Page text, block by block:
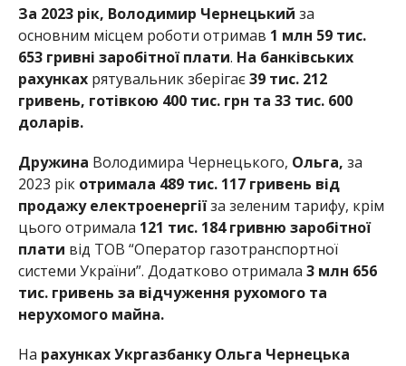
За 2023 рік, Володимир Чернецький за
основним місцем роботи отримав 1 млн 59 тис.
653 гривні заробітної плати. На банківських
рахункахрятувальник зберігає39 тис. 212
гривень, готівкою 400 тис. грн та 33 тис. 600
доларів.
Дружина Володимира Чернецького, Ольга, за
2023 рік отримала 489 тис. 117 гривень від
продажу електроенергіїза зеленим тарифу, крім
цього отримала 121 тис. 184 гривню заробітної
плати від ТОВ “Оператор газотранспортної
системи України”. Додатково отримала 3 млн 656
тис. гривень за відчуження рухомого та
нерухомого майна.
На рахунках Укргазбанку Ольга Чернецька